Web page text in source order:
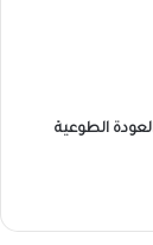
الطوعية